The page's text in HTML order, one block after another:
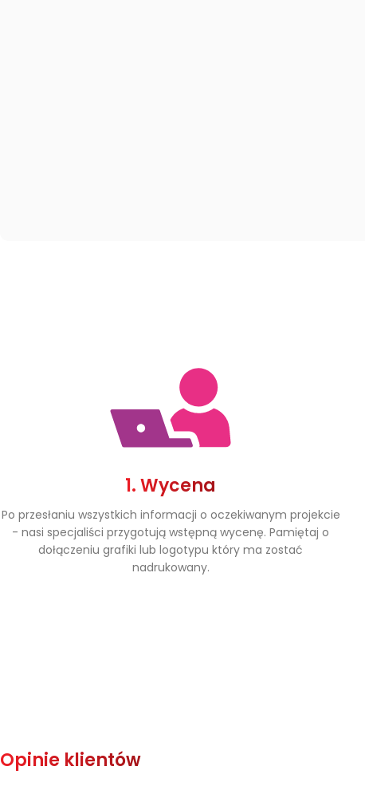
1. Wycena
Po przesłaniu wszystkich informacji o oczekiwanym projekcie
- nasi specjaliści przygotują wstępną wycenę. Pamiętaj o
dołączeniu grafiki lub logotypu który ma zostać
nadrukowany.
Opinie klientów